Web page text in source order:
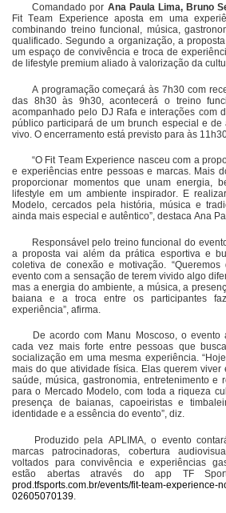
Comandado por Ana Paula Lima, Bruno
Fit Team Experience aposta em uma
combinando treino funcional, música,
qualificado. Segundo a organização, a
um espaço de convivência e troca de
de lifestyle premium aliado à valorização da
A programação começará às 7h30 com
das 8h30 às 9h30, acontecerá o treino
acompanhado pelo DJ Rafa e interações com
público participará de um brunch especial e de
vivo. O encerramento está previsto para às
“O Fit Team Experience nasceu com a
e experiências entre pessoas e marcas. Mais
proporcionar momentos que unam energia,
lifestyle em um ambiente inspirador. E
Modelo, cercados pela história, música e
ainda mais especial e autêntico”, destaca Ana
Responsável pelo treino funcional do
a proposta vai além da prática esportiva e
coletiva de conexão e motivação.
evento com a sensação de terem vivido algo
mas a energia do ambiente, a música, a
baiana e a troca entre os participantes
experiência”, afirma.
De acordo com Manu Moscoso, o evento
cada vez mais forte entre pessoas que
socialização em uma mesma experiência.
mais do que atividade física. Elas querem viver
saúde, música, gastronomia, entretenimento e
para o Mercado Modelo, com toda a riqueza
presença de baianas, capoeiristas e
identidade e a essência do evento”, diz.
Produzido pela APLIMA, o evento
marcas patrocinadoras, cobertura
voltados para convivência e experiências
estão abertas através do app TF
prod.tfsports.com.br/events/fit-team-experience-
02605070139.